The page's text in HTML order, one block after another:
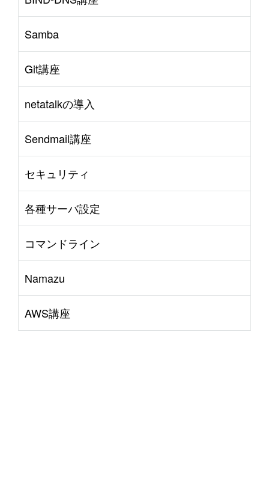
Samba
Git講座
netatalkの導入
Sendmail講座
セキュリティ
各種サーバ設定
コマンドライン
Namazu
AWS講座